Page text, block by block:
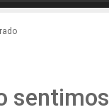
sentimos